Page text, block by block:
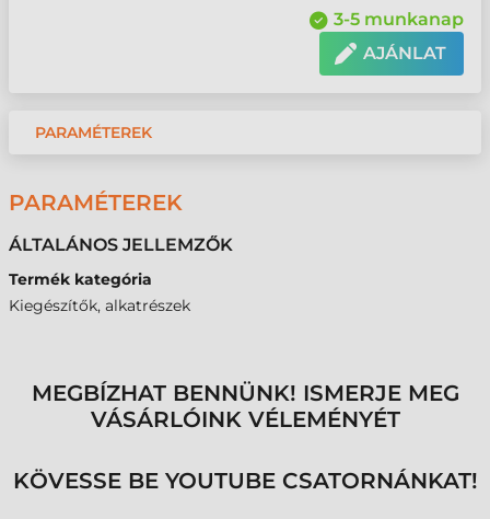
3-5 munkanap
AJÁNLAT
PARAMÉTEREK
PARAMÉTEREK
ÁLTALÁNOS JELLEMZŐK
Termék kategória
Kiegészítők, alkatrészek
MEGBÍZHAT BENNÜNK! ISMERJE MEG
VÁSÁRLÓINK VÉLEMÉNYÉT
KÖVESSE BE YOUTUBE CSATORNÁNKAT!